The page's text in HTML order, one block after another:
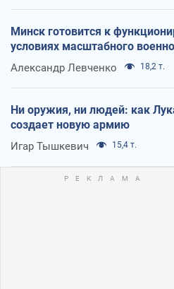
Минск готовится к
условиях масштабного
Александр Левченко 18,2 т.
Ни оружия, ни людей: как
создает новую армию
Игар Тышкевич 15,4 т.